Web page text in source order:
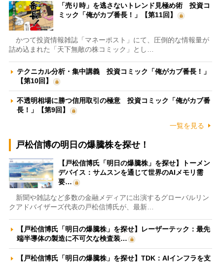
「売り時」を逃さないトレンド見極め術 投資コ
ミック「俺がカブ番長！」【第11回】
かつて投資情報雑誌「マネーポスト」にて、圧倒的な情報量が
詰め込まれた「天下無敵の株コミック」とし…
テクニカル分析・集中講義 投資コミック「俺がカブ番長！」
【第10回】
不透明相場に勝つ信用取引の極意 投資コミック「俺がカブ番
長！」【第9回】
一覧を見る
戸松信博の明日の爆騰株を探せ！
【戸松信博氏「明日の爆騰株」を探せ】トーメン
デバイス：サムスンを通じて世界のAIメモリ需
要…
新聞や雑誌など多数の金融メディアに出演するグローバルリン
クアドバイザーズ代表の戸松信博氏が、最新…
【戸松信博氏「明日の爆騰株」を探せ】レーザーテック：最先
端半導体の製造に不可欠な検査装…
【戸松信博氏「明日の爆騰株」を探せ】TDK：AIインフラを支